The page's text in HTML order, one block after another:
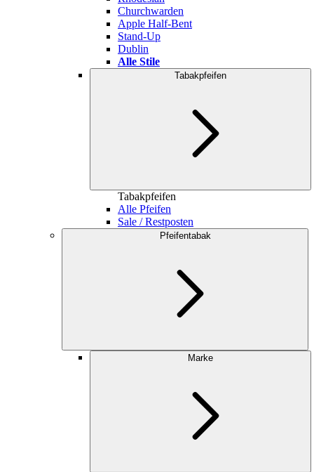
Churchwarden
Apple Half-Bent
Stand-Up
Dublin
Alle Stile
Tabakpfeifen
Tabakpfeifen
Alle Pfeifen
Sale / Restposten
Pfeifentabak
Marke